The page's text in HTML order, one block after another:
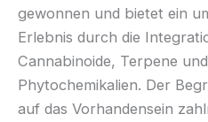
gewonnen und bietet ein
Erlebnis durch die
Cannabinoide, Terpene
Phytochemikalien. Der
auf das Vorhandensein